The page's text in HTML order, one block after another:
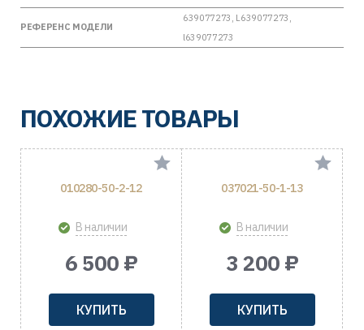
РЕФЕРЕНС МОДЕЛИ
639077273, L639077273,
l639077273
ПОХОЖИЕ ТОВАРЫ
010280-50-2-12
В наличии
6 500 ₽
КУПИТЬ
037021-50-1-13
В наличии
3 200 ₽
КУПИТЬ